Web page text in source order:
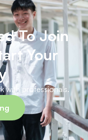
To Join
Your
with professionals.